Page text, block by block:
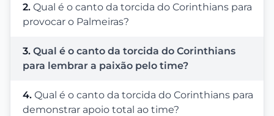
2. Qual é o canto da torcida do Corinthians para
provocar o Palmeiras?
3. Qual é o canto da torcida do Corinthians
para lembrar a paixão pelo time?
4. Qual é o canto da torcida do Corinthians para
demonstrar apoio total ao time?